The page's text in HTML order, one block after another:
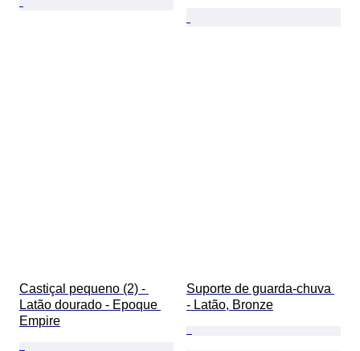
Castiçal pequeno (2) -
Latão dourado - Epoque
Empire
Suporte de guarda-chuva
- Latão, Bronze